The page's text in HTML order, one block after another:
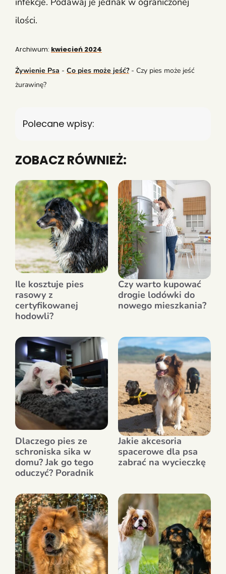
ilości.
Archiwum: kwiecień 2024
Żywienie Psa - Co pies może jeść?- Czy pies może jeść
żurawinę?
Polecane wpisy:
ZOBACZ RÓWNIEŻ:
Ile kosztuje pies
rasowy z
certyfikowanej
hodowli?
Czy warto kupować
drogie lodówki do
nowego mieszkania?
Dlaczego pies ze
schroniska sika w
domu? Jak go tego
oduczyć? Poradnik
Jakie akcesoria
spacerowe dla psa
zabrać na wycieczkę